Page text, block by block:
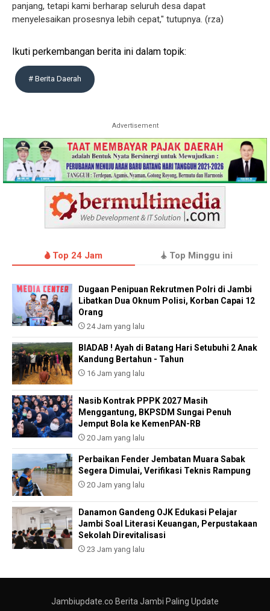
panjang, tetapi kami berharap seluruh desa dapat
menyelesaikan prosesnya lebih cepat," tutupnya. (rza)
Ikuti perkembangan berita ini dalam topik:
# Berita Daerah
Advertisement
Top 24 Jam Top Minggu ini
Dugaan Penipuan Rekrutmen Polri di Jambi
Libatkan Dua Oknum Polisi, Korban Capai 12
Orang
24 Jam yang lalu
BIADAB ! Ayah di Batang Hari Setubuhi 2 Anak
Kandung Bertahun - Tahun
16 Jam yang lalu
Nasib Kontrak PPPK 2027 Masih
Menggantung, BKPSDM Sungai Penuh
Jemput Bola ke KemenPAN-RB
20 Jam yang lalu
Perbaikan Fender Jembatan Muara Sabak
Segera Dimulai, Verifikasi Teknis Rampung
20 Jam yang lalu
Danamon Gandeng OJK Edukasi Pelajar
Jambi Soal Literasi Keuangan, Perpustakaan
Sekolah Direvitalisasi
23 Jam yang lalu
Jambiupdate.co Berita Jambi Paling Update